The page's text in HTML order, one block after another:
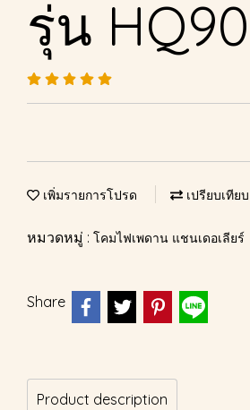
รุ่น
เพิ่มรายการโปรด เปรียบเทียบ
หมวดหมู่ : โคมไฟเพดาน แชนเดอเลียร์
Share
Product description